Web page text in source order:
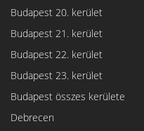
Budapest 20. kerület
Budapest 21. kerület
Budapest 22. kerület
Budapest 23. kerület
Budapest összes kerülete
Debrecen